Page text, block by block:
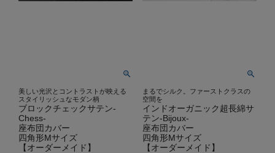
美しい光沢とコントラストが映える
スタイリッシュなモダン柄
ブロックチェックサテン-
Chess-
座布団カバー
四角形Mサイズ
【オーダーメイド】
まるでシルク。ファーストクラスの
空間を
インドオーガニック超長綿サ
テン-Bijoux-
座布団カバー
四角形Mサイズ
【オーダーメイド】